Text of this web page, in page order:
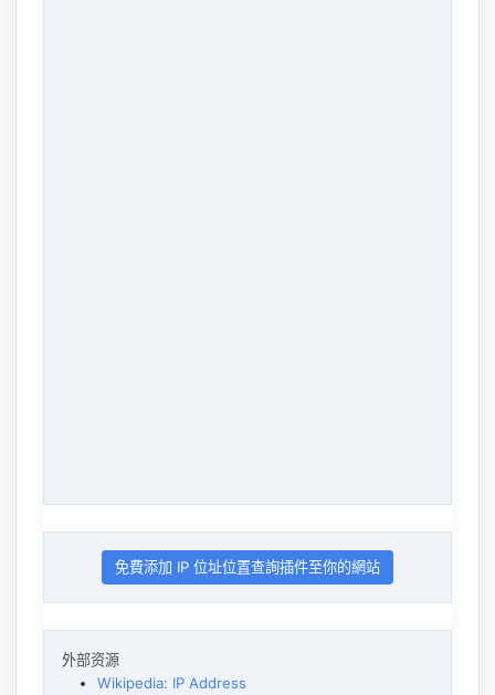
免費添加 IP 位址位置查詢插件至你的網站
外部资源
Wikipedia: IP Address